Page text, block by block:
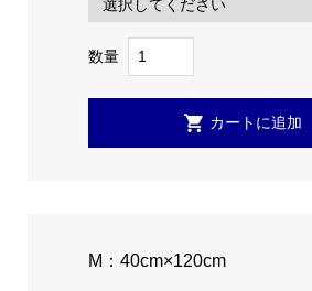
数量
M：40cm×120cm